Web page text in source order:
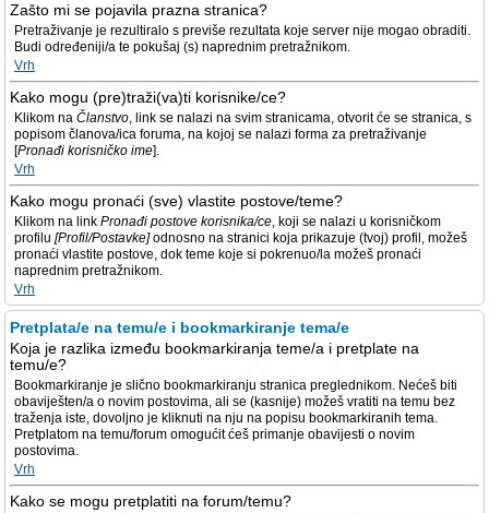
Zašto mi se pojavila prazna stranica?
Pretraživanje je rezultiralo s previše rezultata koje server nije mogao obraditi.
Budi određeniji/a te pokušaj (s) naprednim pretražnikom.
Vrh
Kako mogu (pre)traži(va)ti korisnike/ce?
Klikom na Članstvo, link se nalazi na svim stranicama, otvorit će se stranica, s
popisom članova/ica foruma, na kojoj se nalazi forma za pretraživanje
[Pronađi korisničko ime].
Vrh
Kako mogu pronaći (sve) vlastite postove/teme?
Klikom na link Pronađi postove korisnika/ce, koji se nalazi u korisničkom
profilu [Profil/Postavke]odnosno na stranici koja prikazuje (tvoj) profil, možeš
pronaći vlastite postove, dok teme koje si pokrenuo/la možeš pronaći
naprednim pretražnikom.
Vrh
Pretplata/e na temu/e i bookmarkiranje tema/e
Koja je razlika između bookmarkiranja teme/a i pretplate na
temu/e?
Bookmarkiranje je slično bookmarkiranju stranica preglednikom. Nećeš biti
obaviješten/a o novim postovima, ali se (kasnije) možeš vratiti na temu bez
traženja iste, dovoljno je kliknuti na nju na popisu bookmarkiranih tema.
Pretplatom na temu/forum omogućit ćeš primanje obavijesti o novim
postovima.
Vrh
Kako se mogu pretplatiti na forum/temu?